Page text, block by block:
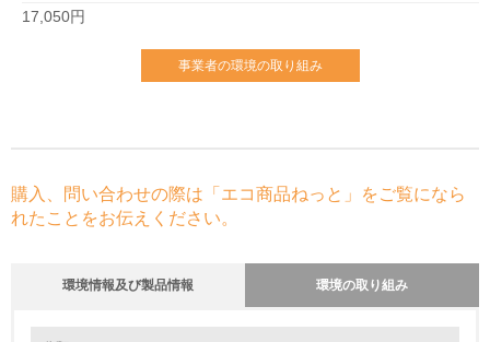
17,050円
事業者の環境の取り組み
購入、問い合わせの際は「エコ商品ねっと」をご覧になら
れたことをお伝えください。
環境情報及び製品情報 環境の取り組み